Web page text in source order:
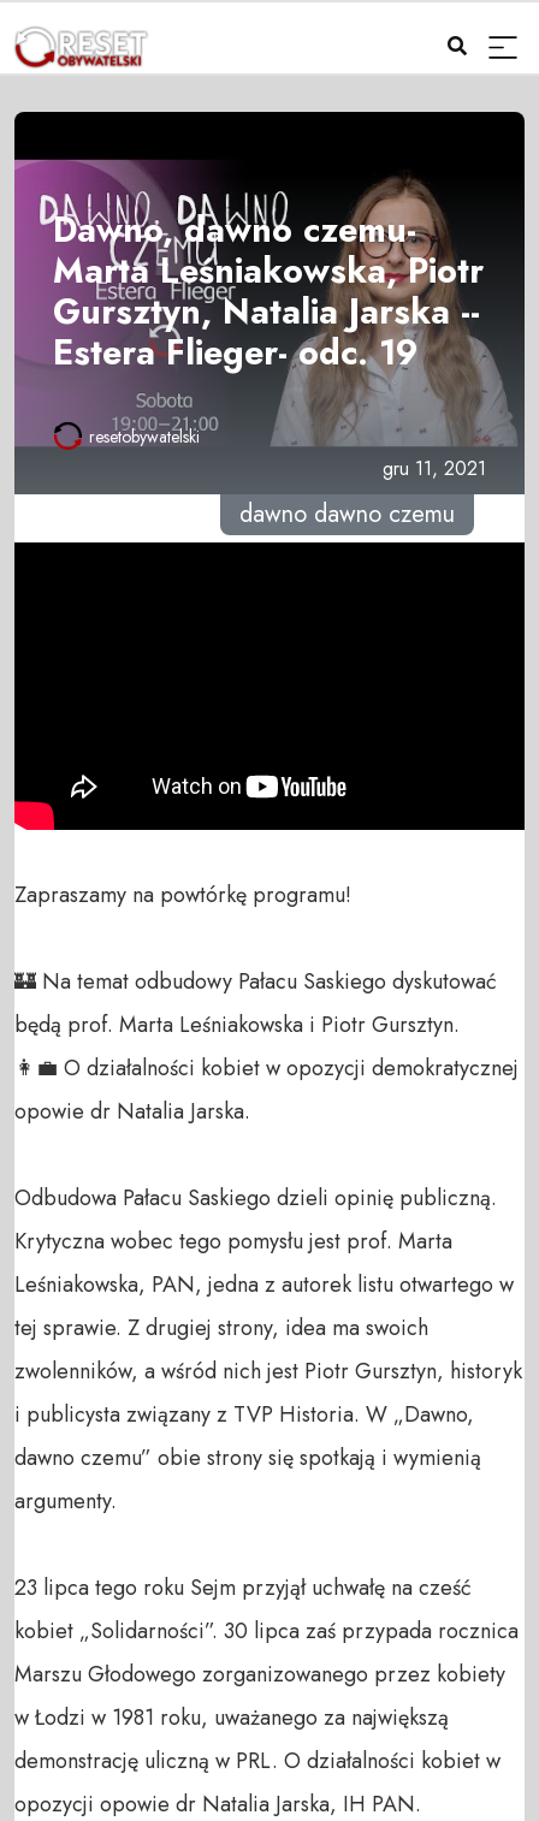
Dawno, dawno czemu-
Marta Leśniakowska, Piotr
Gursztyn, Natalia Jarska --
Estera Flieger- odc. 19
resetobywatelski
gru 11, 2021
dawno dawno czemu
Zapraszamy na powtórkę programu!
🏰 Na temat odbudowy Pałacu Saskiego dyskutować
będą prof. Marta Leśniakowska i Piotr Gursztyn.
👩‍💼 O działalności kobiet w opozycji demokratycznej
opowie dr Natalia Jarska.
Odbudowa Pałacu Saskiego dzieli opinię publiczną.
Krytyczna wobec tego pomysłu jest prof. Marta
Leśniakowska, PAN, jedna z autorek listu otwartego w
tej sprawie. Z drugiej strony, idea ma swoich
zwolenników, a wśród nich jest Piotr Gursztyn, historyk
i publicysta związany z TVP Historia. W „Dawno,
dawno czemu” obie strony się spotkają i wymienią
argumenty.
23 lipca tego roku Sejm przyjął uchwałę na cześć
kobiet „Solidarności”. 30 lipca zaś przypada rocznica
Marszu Głodowego zorganizowanego przez kobiety
w Łodzi w 1981 roku, uważanego za największą
demonstrację uliczną w PRL. O działalności kobiet w
opozycji opowie dr Natalia Jarska, IH PAN.